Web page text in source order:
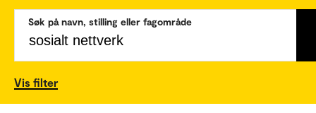
Søk på navn, stilling eller fagområde
Vis filter